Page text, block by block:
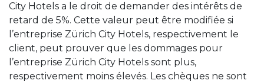
City Hotels a le droit de demander des intérêts de
retard de 5%. Cette valeur peut être modifiée si
l’entreprise Zürich City Hotels, respectivement le
client, peut prouver que les dommages pour
l’entreprise Zürich City Hotels sont plus,
respectivement moins élevés. Les chèques ne sont